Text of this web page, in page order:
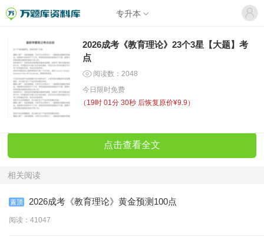
专升本
2026成考《教育理论》23个3星【大题】考
点
阅读数：2048
今日限时免费
（ 19时 01分 30秒 后恢复原价¥9.9）
点击查看全文
相关阅读
2026成考《教育理论》黄金预测100点
阅读：41047